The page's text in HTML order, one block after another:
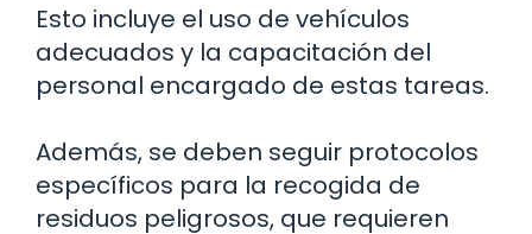
Esto incluye el uso de vehículos
adecuados y la capacitación del
personal encargado de estas tareas.
Además, se deben seguir protocolos
específicos para la recogida de
residuos peligrosos, que requieren